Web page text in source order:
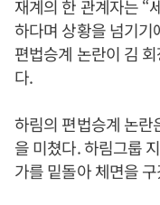
재계의 한 관계자는 “
하다며 상황을 넘기기
편법승계 논란이 김
다.
하림의 편법승계 논
을 미쳤다. 하림그룹
가를 밑돌아 체면을